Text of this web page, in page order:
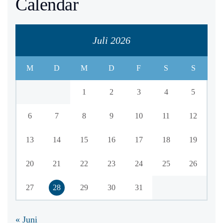
Calendar
Juli 2026
M D M D F S S
1 2 3 4 5
6 7 8 9 10 11 12
13 14 15 16 17 18 19
20 21 22 23 24 25 26
27 28 29 30 31
« Juni